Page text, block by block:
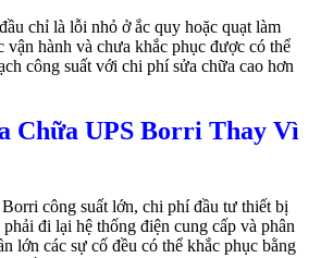
chỉ là lỗi nhỏ ở ắc quy hoặc quạt làm
vận hành và chưa khắc phục được có thể
công suất với chi phí sửa chữa cao hơn
Chữa UPS Borri Thay Vì
công suất lớn, chi phí đầu tư thiết bị
đi lại hệ thống điện cung cấp và phân
lớn các sự cố đều có thể khắc phục bằng